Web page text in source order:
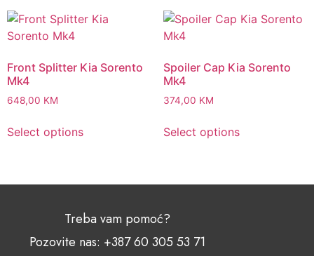
Front Splitter Kia Sorento
Mk4
648,00 KM
Select options
Spoiler Cap Kia Sorento
Mk4
374,00 KM
Select options
Treba vam pomoć?
Pozovite nas: +387 60 305 53 71